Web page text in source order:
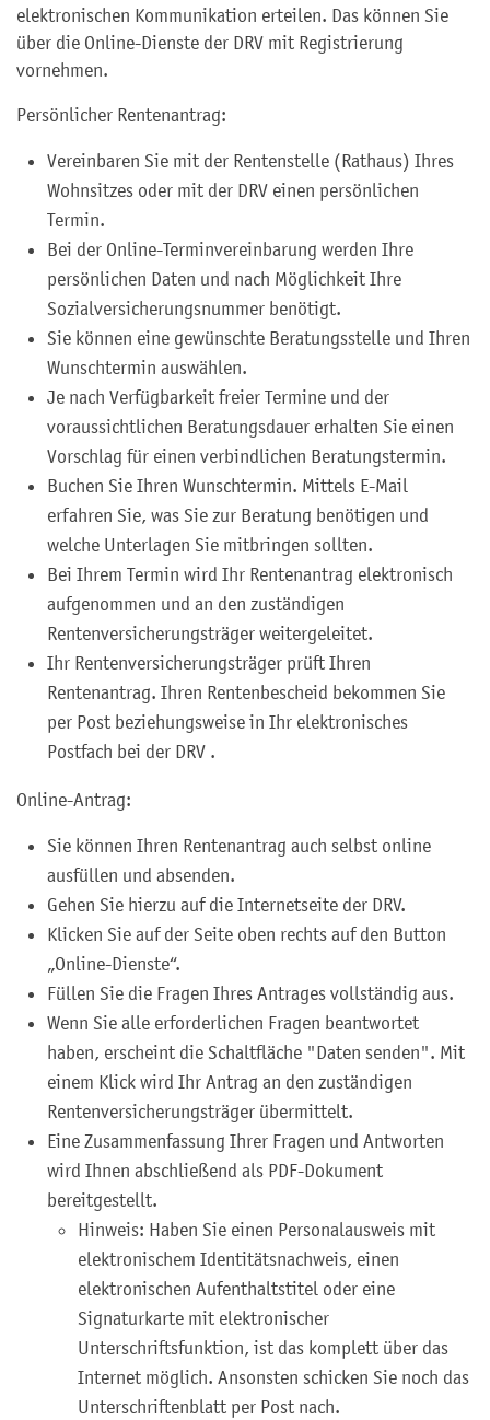
elektronischen Kommunikation erteilen. Das können Sie
über die Online-Dienste der DRV mit Registrierung
vornehmen.
Persönlicher Rentenantrag:
Vereinbaren Sie mit der Rentenstelle (Rathaus) Ihres
Wohnsitzes oder mit der DRV einen persönlichen
Termin.
Bei der Online-Terminvereinbarung werden Ihre
persönlichen Daten und nach Möglichkeit Ihre
Sozialversicherungsnummer benötigt.
Sie können eine gewünschte Beratungsstelle und Ihren
Wunschtermin auswählen.
Je nach Verfügbarkeit freier Termine und der
voraussichtlichen Beratungsdauer erhalten Sie einen
Vorschlag für einen verbindlichen Beratungstermin.
Buchen Sie Ihren Wunschtermin. Mittels E-Mail
erfahren Sie, was Sie zur Beratung benötigen und
welche Unterlagen Sie mitbringen sollten.
Bei Ihrem Termin wird Ihr Rentenantrag elektronisch
aufgenommen und an den zuständigen
Rentenversicherungsträger weitergeleitet.
Ihr Rentenversicherungsträger prüft Ihren
Rentenantrag. Ihren Rentenbescheid bekommen Sie
per Post beziehungsweise in Ihr elektronisches
Postfach bei der DRV .
Online-Antrag:
Sie können Ihren Rentenantrag auch selbst online
ausfüllen und absenden.
Gehen Sie hierzu auf die Internetseite der DRV.
Klicken Sie auf der Seite oben rechts auf den Button
„Online-Dienste“.
Füllen Sie die Fragen Ihres Antrages vollständig aus.
Wenn Sie alle erforderlichen Fragen beantwortet
haben, erscheint die Schaltfläche "Daten senden". Mit
einem Klick wird Ihr Antrag an den zuständigen
Rentenversicherungsträger übermittelt.
Eine Zusammenfassung Ihrer Fragen und Antworten
wird Ihnen abschließend als PDF-Dokument
bereitgestellt.
Hinweis: Haben Sie einen Personalausweis mit
elektronischem Identitätsnachweis, einen
elektronischen Aufenthaltstitel oder eine
Signaturkarte mit elektronischer
Unterschriftsfunktion, ist das komplett über das
Internet möglich. Ansonsten schicken Sie noch das
Unterschriftenblatt per Post nach.